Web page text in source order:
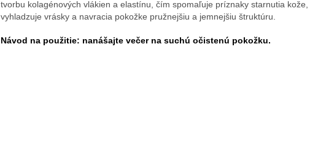
tvorbu kolagénových vlákien a elastínu, čím spomaľuje príznaky starnutia kože,
vyhladzuje vrásky a navracia pokožke pružnejšiu a jemnejšiu štruktúru.
Návod na použitie: nanášajte večer na suchú očistenú pokožku.